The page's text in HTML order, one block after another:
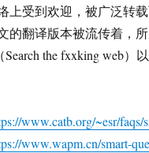
上受到欢迎，被广泛转
的翻译版本被流传着，
the fxxking web）
www.catb.org/~esr/faqs/
www.wapm.cn/smart-